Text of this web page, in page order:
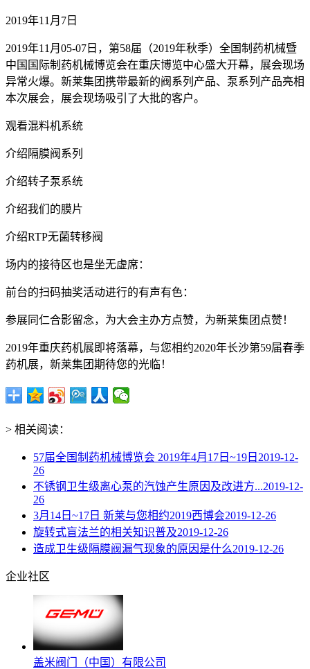
2019年11月7日
2019年11月05-07日，第58届（2019年秋季）全国制药机械暨
中国国际制药机械博览会在重庆博览中心盛大开幕，展会现场
异常火爆。新莱集团携带最新的阀系列产品、泵系列产品亮相
本次展会，展会现场吸引了大批的客户。
观看混料机系统
介绍隔膜阀系列
介绍转子泵系统
介绍我们的膜片
介绍RTP无菌转移阀
场内的接待区也是坐无虚席：
前台的扫码抽奖活动进行的有声有色：
参展同仁合影留念，为大会主办方点赞，为新莱集团点赞！
2019年重庆药机展即将落幕，与您相约2020年长沙第59届春季
药机展，新莱集团期待您的光临！
> 相关阅读：
57届全国制药机械博览会 2019年4月17日~19日 2019-12-
26
不锈钢卫生级离心泵的汽蚀产生原因及改进方...2019-12-
26
3月14日~17日 新莱与您相约2019西博会2019-12-26
旋转式盲法兰的相关知识普及2019-12-26
造成卫生级隔膜阀漏气现象的原因是什么2019-12-26
企业社区
盖米阀门（中国）有限公司